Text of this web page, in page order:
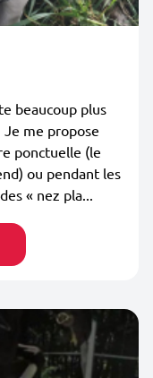
beaucoup plus
me propose
ponctuelle (le
ou pendant les
« nez pla...